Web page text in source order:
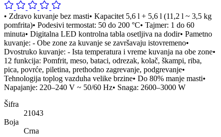
• Zdravo kuvanje bez masti• Kapacitet 5,6 l + 5,6 l (11,2 l ~ 3,5 kg
pomfrita)• Podesivi termostat: 50 do 200 °C• Tajmer: 1 do 60
minuta• Digitalna LED kontrolna tabla osetljiva na dodir• Pametno
kuvanje: - Obe zone za kuvanje se završavaju istovremeno•
Dvostruko kuvanje: - Ista temperatura i vreme kuvanja na obe zone•
12 funkcija: Pomfrit, meso, bataci, odrezak, kolač, škampi, riba,
pica, povrće, piletina, prethodno zagrevanje, podgrevanje•
Tehnologija toplog vazduha velike brzine• Do 80% manje masti•
Napajanje: 220–240 V ~ 50/60 Hz• Snaga: 2600–3000 W
Šifra
21043
Boja
Crna